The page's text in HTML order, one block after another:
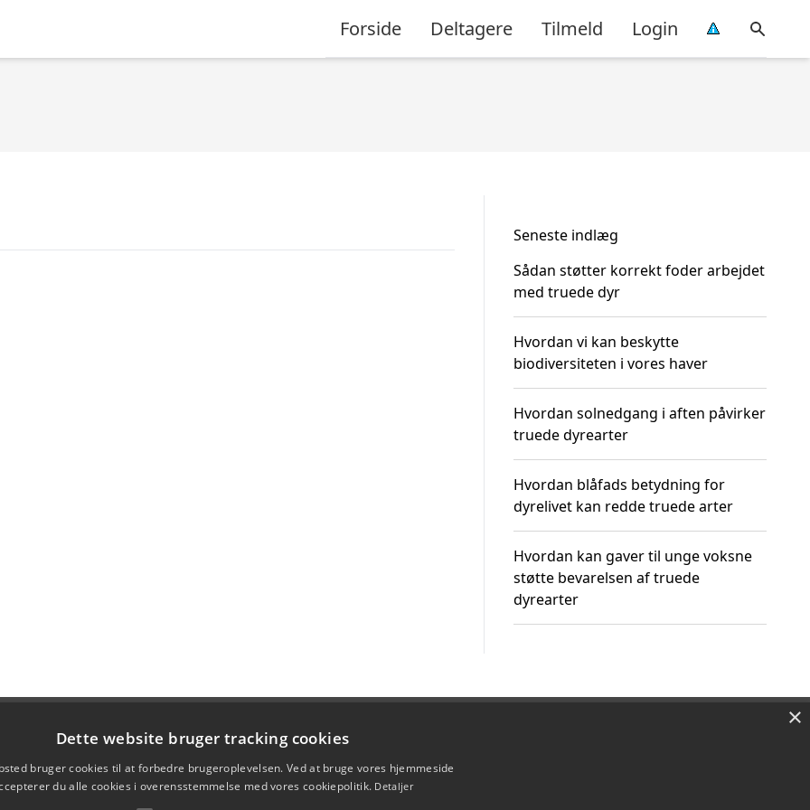
Forside Deltagere Tilmeld Login
Seneste indlæg
Sådan støtter korrekt foder arbejdet
med truede dyr
Hvordan vi kan beskytte
biodiversiteten i vores haver
Hvordan solnedgang i aften påvirker
truede dyrearter
Hvordan blåfads betydning for
dyrelivet kan redde truede arter
Hvordan kan gaver til unge voksne
støtte bevarelsen af truede
dyrearter
×
Dette website bruger tracking cookies
bruger cookies til at forbedre brugeroplevelsen. Ved at bruge vores hjemmeside
du alle cookies i overensstemmelse med vores cookiepolitik. Detaljer